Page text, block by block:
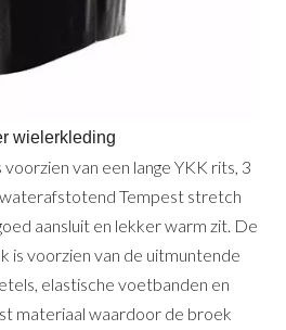
wielerkleding
van een lange YKK rits, 3
Tempest stretch
aansluit en lekker warm zit. De
is voorzien van de uitmuntende
elastische voetbanden en
materiaal waardoor de broek